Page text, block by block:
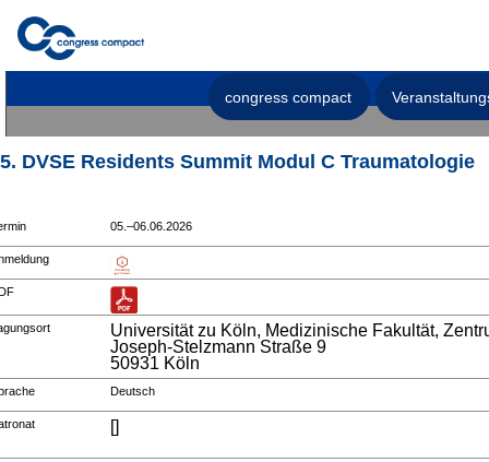
congress compact
DVSE Residents Summit Modul C Traumatologie
05.–06.06.2026
Universität zu Köln, Medizinische Fakultät,
Joseph-Stelzmann Straße 9
50931 Köln
Deutsch
[]